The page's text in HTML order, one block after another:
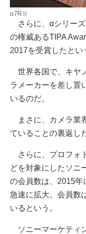
α7RⅡ
さらに、αシリーズ
の権威あるTIPA
2017を受賞したとい
世界各国で、キヤ
ラメーカーを差し置
いるのだ。
まさに、カメラ業
ていることの裏返し
さらに、プロフォ
どを対象にしたソニ
の会員数は、2015
急速に拡大。会員数
いるという。
ソニーマーケティ